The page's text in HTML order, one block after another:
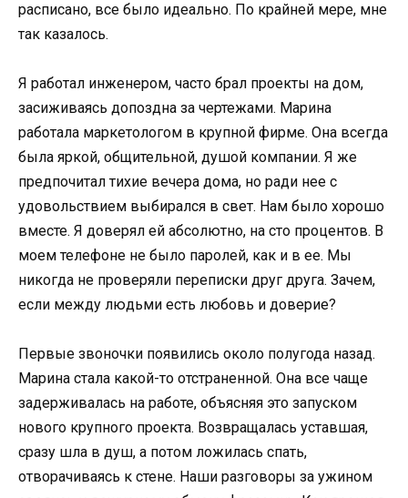
расписано, все было идеально. По крайней мере, мне
так казалось.
Я работал инженером, часто брал проекты на дом,
засиживаясь допоздна за чертежами. Марина
работала маркетологом в крупной фирме. Она всегда
была яркой, общительной, душой компании. Я же
предпочитал тихие вечера дома, но ради нее с
удовольствием выбирался в свет. Нам было хорошо
вместе. Я доверял ей абсолютно, на сто процентов. В
моем телефоне не было паролей, как и в ее. Мы
никогда не проверяли переписки друг друга. Зачем,
если между людьми есть любовь и доверие?
Первые звоночки появились около полугода назад.
Марина стала какой-то отстраненной. Она все чаще
задерживалась на работе, объясняя это запуском
нового крупного проекта. Возвращалась уставшая,
сразу шла в душ, а потом ложилась спать,
отворачиваясь к стене. Наши разговоры за ужином